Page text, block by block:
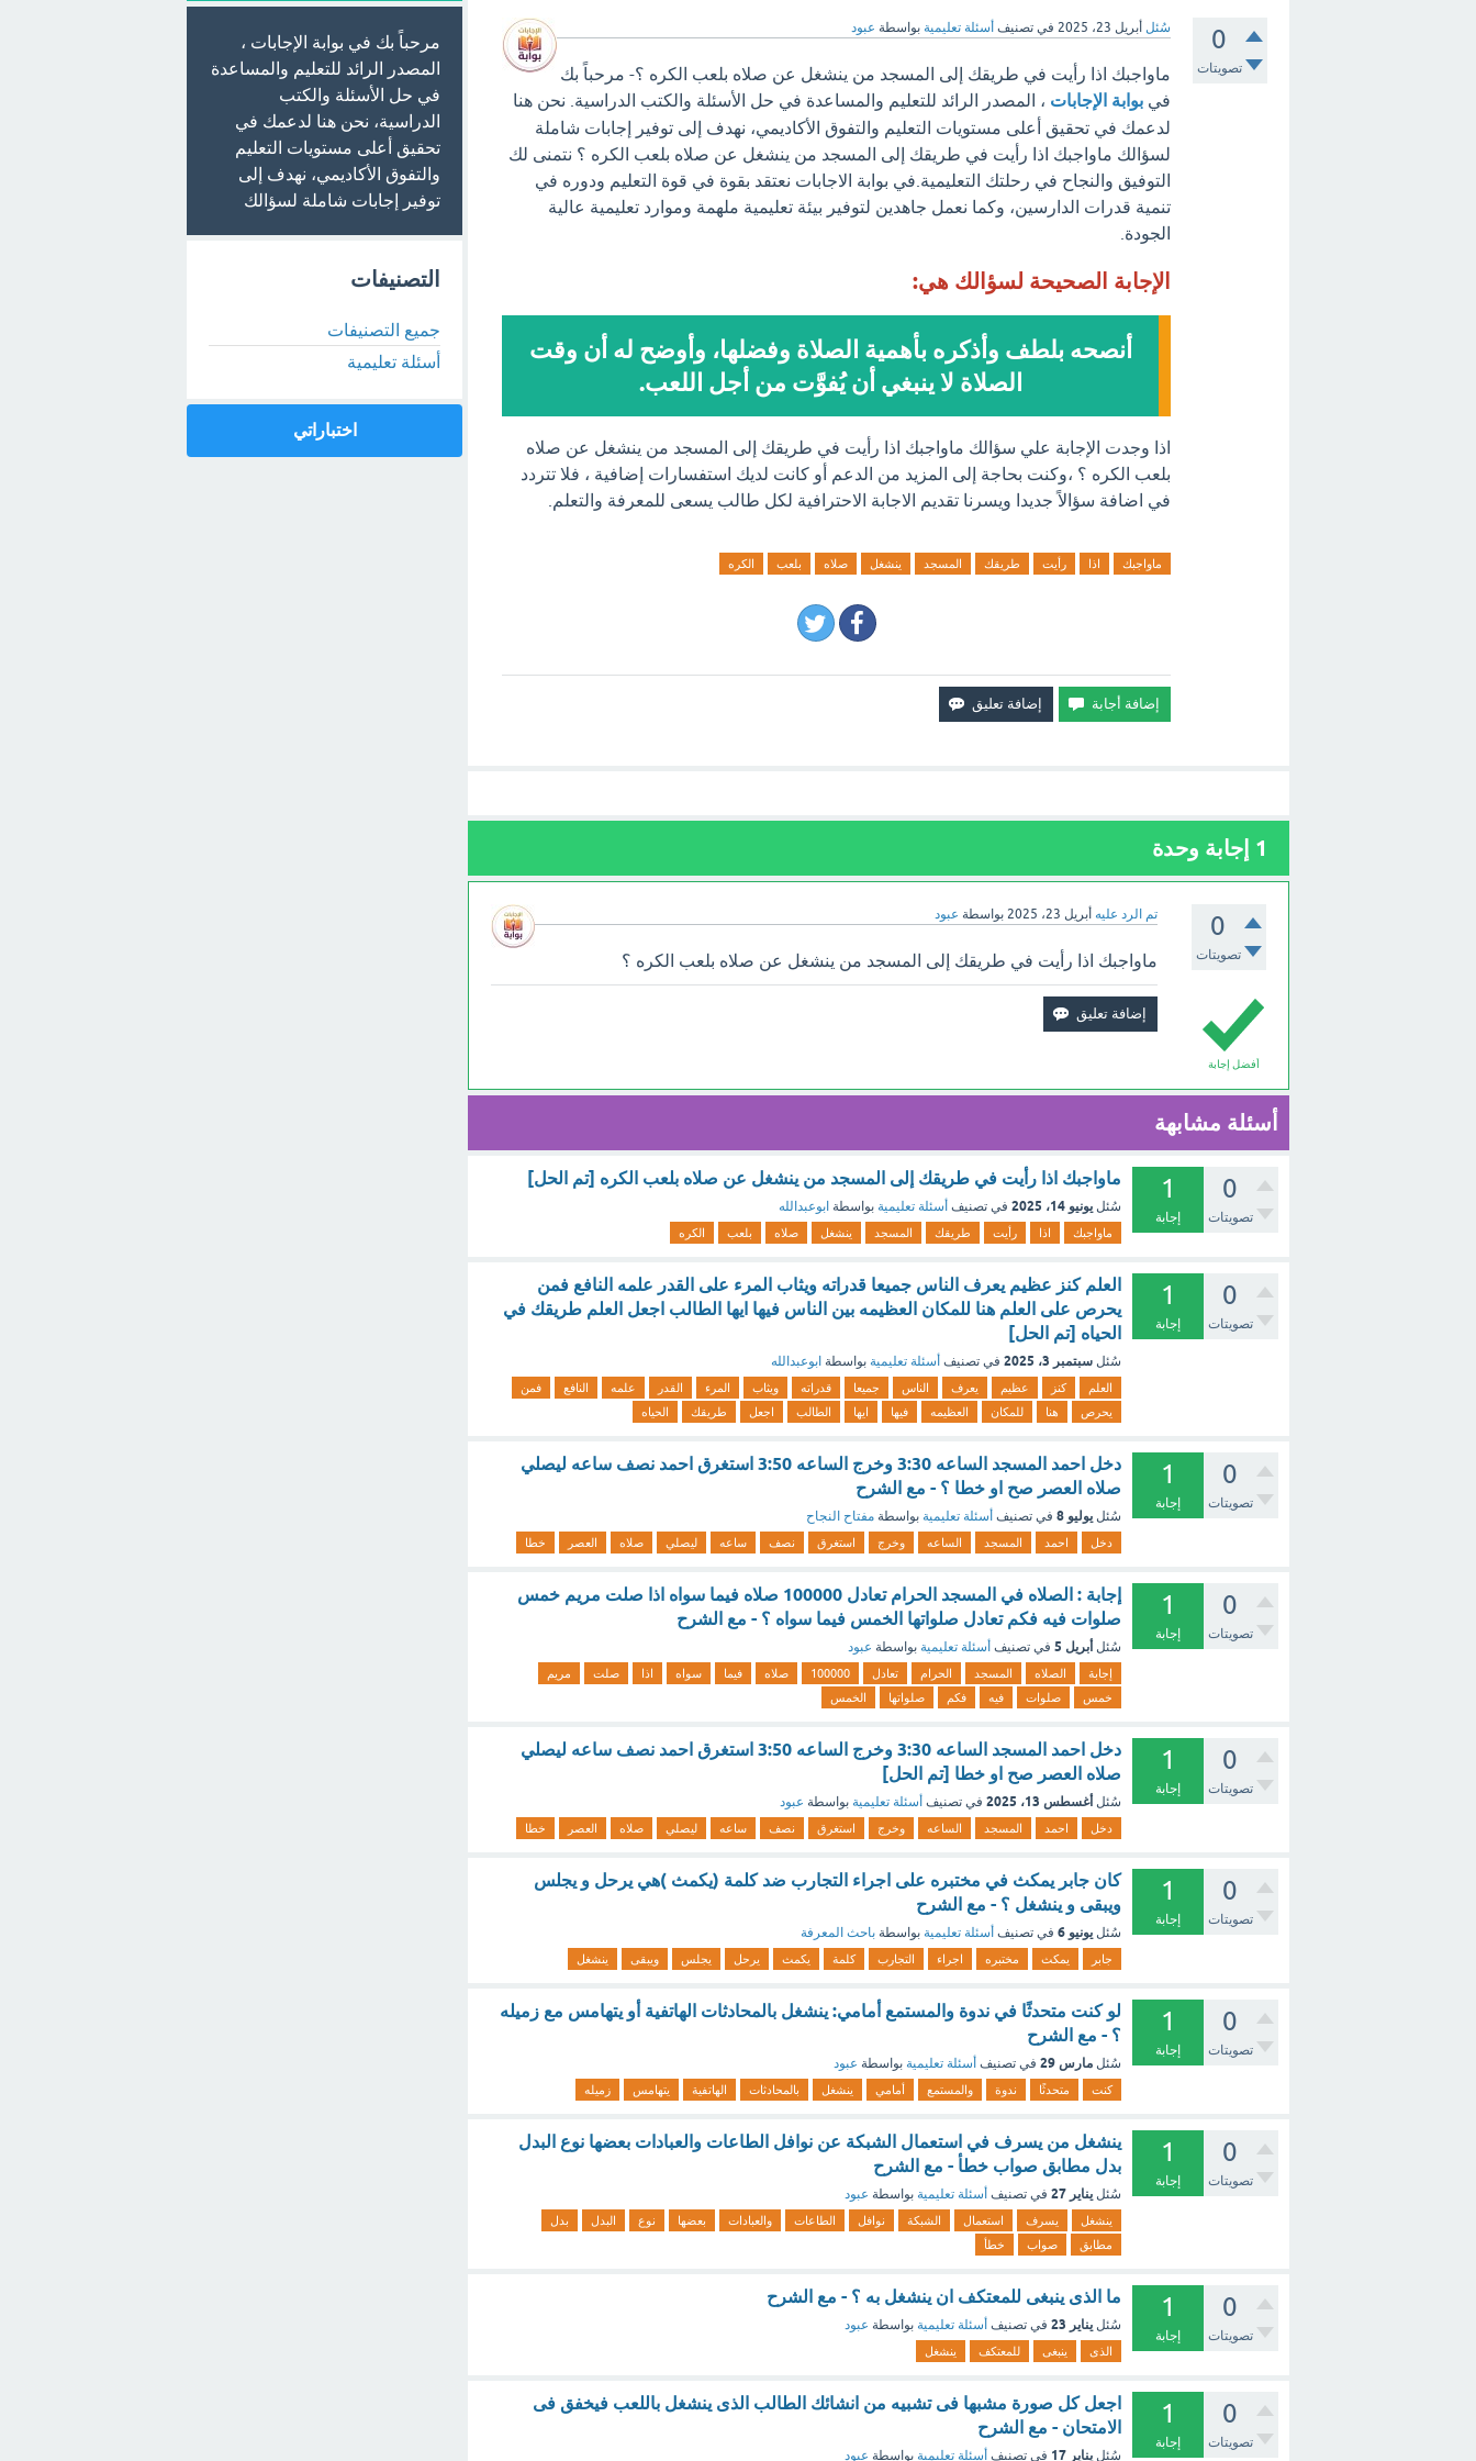
0
تصويتات
سُئل أبريل 23، 2025 في تصنيف أسئلة تعليمية بواسطة عبود
ماواجبك اذا رأيت في طريقك إلى المسجد من ينشغل عن صلاه بلعب الكره ؟- مرحباً بك
في بوابة الإجابات ، المصدر الرائد للتعليم والمساعدة في حل الأسئلة والكتب الدراسية. نحن هنا
لدعمك في تحقيق أعلى مستويات التعليم والتفوق الأكاديمي، نهدف إلى توفير إجابات شاملة
لسؤالك ماواجبك اذا رأيت في طريقك إلى المسجد من ينشغل عن صلاه بلعب الكره ؟ نتمنى لك
التوفيق والنجاح في رحلتك التعليمية.في بوابة الاجابات نعتقد بقوة في قوة التعليم ودوره في
تنمية قدرات الدارسين، وكما نعمل جاهدين لتوفير بيئة تعليمية ملهمة وموارد تعليمية عالية
الجودة.
الإجابة الصحيحة لسؤالك هي:
أنصحه بلطف وأذكره بأهمية الصلاة وفضلها، وأوضح له أن وقت
الصلاة لا ينبغي أن يُفوَّت من أجل اللعب.
اذا وجدت الإجابة علي سؤالك ماواجبك اذا رأيت في طريقك إلى المسجد من ينشغل عن صلاه
بلعب الكره ؟ ،وكنت بحاجة إلى المزيد من الدعم أو كانت لديك استفسارات إضافية ، فلا تتردد
في اضافة سؤالاً جديدا ويسرنا تقديم الاجابة الاحترافية لكل طالب يسعى للمعرفة والتعلم.
ماواجبك اذا رأيت طريقك المسجد ينشغل صلاه بلعب الكره
1 إجابة وحدة
0
تصويتات
تم الرد عليه أبريل 23، 2025 بواسطة عبود
أفضل إجابة
ماواجبك اذا رأيت في طريقك إلى المسجد من ينشغل عن صلاه بلعب الكره ؟
أسئلة مشابهة
0
تصويتات
1
إجابة
ماواجبك اذا رأيت في طريقك إلى المسجد من ينشغل عن صلاه بلعب الكره [تم الحل]
سُئل يونيو 14، 2025 في تصنيف أسئلة تعليمية بواسطة ابوعبدالله
ماواجبك اذا رأيت طريقك المسجد ينشغل صلاه بلعب الكره
0
تصويتات
1
إجابة
العلم كنز عظيم يعرف الناس جميعا قدراته ويثاب المرء على القدر علمه النافع فمن
يحرص على العلم هنا للمكان العظيمه بين الناس فيها ايها الطالب اجعل العلم طريقك في
الحياه [تم الحل]
سُئل سبتمبر 3، 2025 في تصنيف أسئلة تعليمية بواسطة ابوعبدالله
العلم كنز عظيم يعرف الناس جميعا قدراته ويثاب المرء القدر علمه النافع
فمن
يحرص
هنا للمكان العظيمه فيها ايها الطالب اجعل طريقك الحياه
0
تصويتات
1
إجابة
دخل احمد المسجد الساعه 3:30 وخرج الساعه 3:50 استغرق احمد نصف ساعه ليصلي
صلاه العصر صح او خطا ؟ - مع الشرح
سُئل يوليو 8 في تصنيف أسئلة تعليمية بواسطة مفتاح النجاح
دخل احمد المسجد الساعه وخرج استغرق نصف ساعه ليصلي صلاه العصر خطا
0
تصويتات
1
إجابة
إجابة : الصلاه في المسجد الحرام تعادل 100000 صلاه فيما سواه اذا صلت مريم خمس
صلوات فيه فكم تعادل صلواتها الخمس فيما سواه ؟ - مع الشرح
سُئل أبريل 5 في تصنيف أسئلة تعليمية بواسطة عبود
إجابة الصلاه المسجد الحرام تعادل 100000 صلاه فيما سواه اذا صلت
مريم
خمس
صلوات فيه فكم صلواتها الخمس
0
تصويتات
1
إجابة
دخل احمد المسجد الساعه 3:30 وخرج الساعه 3:50 استغرق احمد نصف ساعه ليصلي
صلاه العصر صح او خطا [تم الحل]
سُئل أغسطس 13، 2025 في تصنيف أسئلة تعليمية بواسطة عبود
دخل احمد المسجد الساعه وخرج استغرق نصف ساعه ليصلي صلاه العصر خطا
0
تصويتات
1
إجابة
كان جابر يمكث في مختبره على اجراء التجارب ضد كلمة (يكمث )هي يرحل و يجلس
ويبقى و ينشغل ؟ - مع الشرح
سُئل يونيو 6 في تصنيف أسئلة تعليمية بواسطة باحث المعرفة
جابر يمكث مختبره اجراء التجارب كلمة يكمث يرحل يجلس ويبقى ينشغل
0
تصويتات
1
إجابة
لو كنت متحدثًا في ندوة والمستمع أمامي: ينشغل بالمحادثات الهاتفية أو يتهامس مع زميله
؟ - مع الشرح
سُئل مارس 29 في تصنيف أسئلة تعليمية بواسطة عبود
كنت متحدثًا ندوة والمستمع أمامي ينشغل بالمحادثات الهاتفية يتهامس زميله
0
تصويتات
1
إجابة
ينشغل من يسرف في استعمال الشبكة عن نوافل الطاعات والعبادات بعضها نوع البدل
بدل مطابق صواب خطأ - مع الشرح
سُئل يناير 27 في تصنيف أسئلة تعليمية بواسطة عبود
ينشغل يسرف استعمال الشبكة نوافل الطاعات والعبادات بعضها نوع البدل
بدل
مطابق
صواب خطأ
0
تصويتات
1
إجابة
ما الذى ينبغى للمعتكف ان ينشغل به ؟ - مع الشرح
سُئل يناير 23 في تصنيف أسئلة تعليمية بواسطة عبود
الذى ينبغى للمعتكف ينشغل
0
تصويتات
1
إجابة
اجعل كل صورة مشبها فى تشبيه من انشائك الطالب الذى ينشغل باللعب فيخفق فى
الامتحان - مع الشرح
سُئل يناير 17 في تصنيف أسئلة تعليمية بواسطة عبود
مرحباً بك في بوابة الإجابات ،
المصدر الرائد للتعليم والمساعدة
في حل الأسئلة والكتب
الدراسية، نحن هنا لدعمك في
تحقيق أعلى مستويات التعليم
والتفوق الأكاديمي، نهدف إلى
توفير إجابات شاملة لسؤالك
التصنيفات
جميع التصنيفات
أسئلة تعليمية
اختباراتي